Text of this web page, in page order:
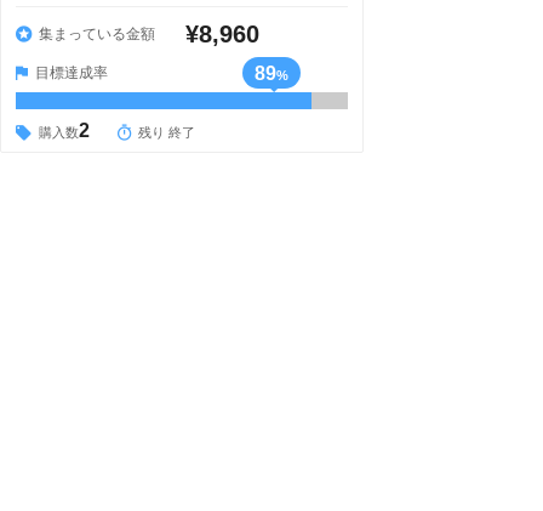
集まっている金額 ¥8,960
目標達成率 89%
購入数2 残り 終了